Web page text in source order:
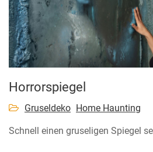
Horrorspiegel
Gruseldeko Home Haunting
Schnell einen gruseligen Spiegel